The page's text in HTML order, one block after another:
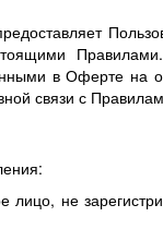
Правилами.
в Оферте на
связи с
не